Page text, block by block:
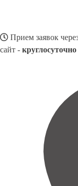
Прием заявок
сайт - круглосуточно